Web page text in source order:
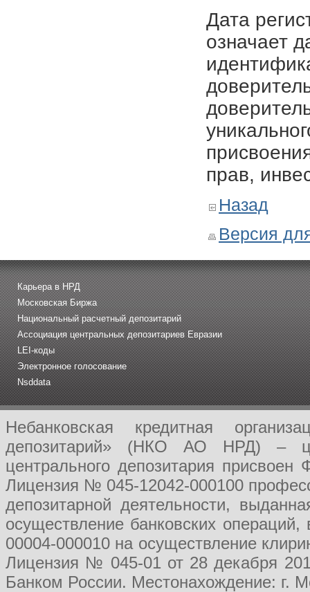
Дата
означает
прав,
Назад
Версия
Карьера в НРД
Московская Биржа
Национальный расчетный депозитарий
Ассоциация центральных депозитариев Евразии
LEI-коды
Электронное голосование
Nsddata
Небанковская кредитная
депозитарий» (НКО АО НРД) –
центрального депозитария
Лицензия № 045-12042-000100
депозитарной деятельности,
осуществление банковских
00004-000010 на осуществление
Лицензия № 045-01 от 28 декабря
Банком России. Местонахождение: г.